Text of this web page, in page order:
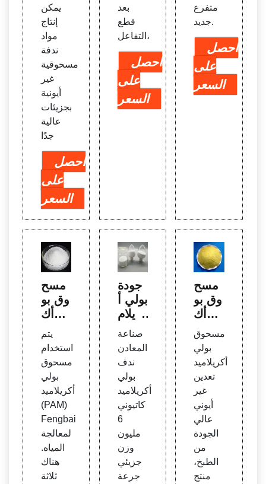
يمكن
إنتاج
مواد
ندفة
مسحوقية
غير
أيونية
بجزيئات
عالية
جدًا
احصل
على
السعر
بعد
قطع
التفاعل،
احصل
على
السعر
متفرع
جديد.
احصل
على
السعر
مسح
وق بو
لي أك
د (PA
M) لم
عالجة
المياه
يتم
استخدام
مسحوق
بولي
أكريلاميد
(PAM)
Fengbai
لمعالجة
المياه.
هناك
ثلاثة
جودة
بولي أ
كريلام
يد الم
وجبة
CPA
M &
مصنع
بولي أ
كريلام
يد أنيو
ني A
PAM
من ال
صناعة
المعادن
ندف
بولي
أكريلاميد
كاتيوني
6
مليون
وزن
جزيئي
جرعة
مسح
وق بو
لي أك
ريلامي
د تعدي
ن غير
أيوني
مسحوق
بولي
أكريلاميد
تعدين
غير
أيوني
عالي
الجودة
من
الطبخ،
منتج